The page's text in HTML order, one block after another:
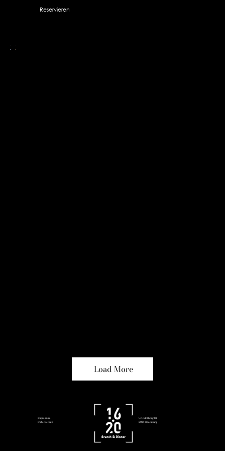
Reservieren
Load More
Impressum
Datenschutz
Grindelberg 81
20144 Hamburg